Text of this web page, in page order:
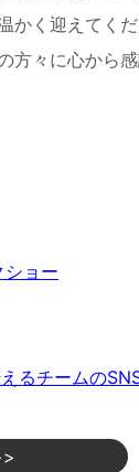
かく迎えてく
方々に心から
ョー
るチームの